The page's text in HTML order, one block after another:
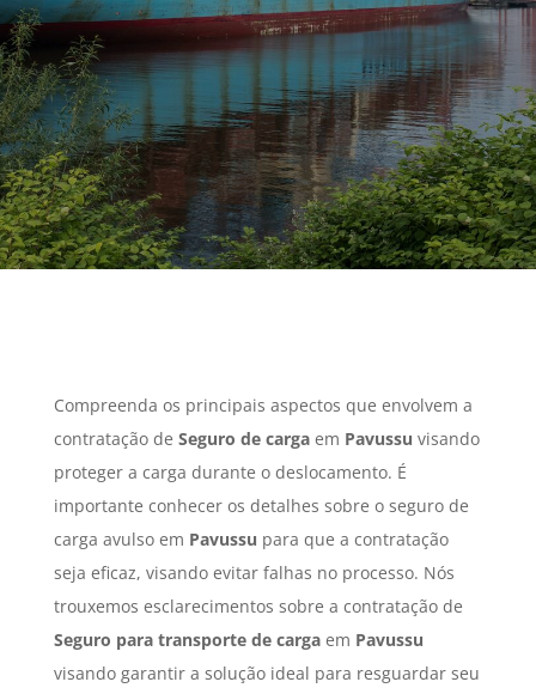
Compreenda os principais aspectos que envolvem a
contratação de Seguro de cargaem Pavussu visando
proteger a carga durante o deslocamento. É
importante conhecer os detalhes sobre o seguro de
carga avulso em Pavussu para que a contratação
seja eficaz, visando evitar falhas no processo. Nós
trouxemos esclarecimentos sobre a contratação de
Seguro para transporte de cargaem Pavussu
visando garantir a solução ideal para resguardar seu